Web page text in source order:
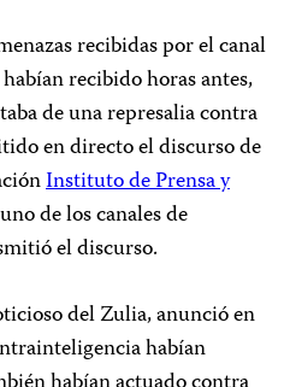
recibidas por el canal
recibido horas antes,
de una represalia contra
en directo el discurso de
Instituto de Prensa y
de los canales de
el discurso.
del Zulia, anunció en
habían